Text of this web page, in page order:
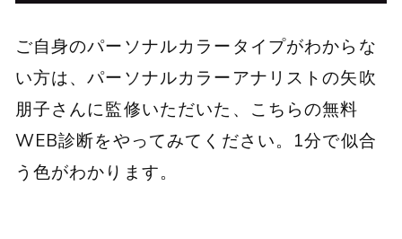
ご自身のパーソナルカラータイプがわからな
い方は、パーソナルカラーアナリストの矢吹
朋子さんに監修いただいた、こちらの無料
WEB診断をやってみてください。1分で似合
う色がわかります。